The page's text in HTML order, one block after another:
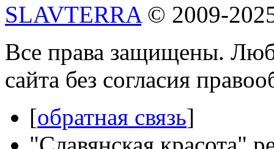
SLAVTERRA© 2009-
Все права защищены.
сайта без согласия
[обратная связь]